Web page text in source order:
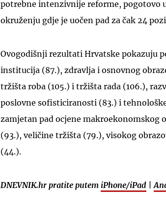
potrebne intenzivnije reforme, pogotovo
okruženju gdje je uočen pad za čak 24
Ovogodišnji rezultati Hrvatske pokazuju
institucija (87.), zdravlja i osnovnog
tržišta roba (105.) i tržišta rada (106.),
poslovne sofisticiranosti (83.) i
zamjetan pad ocjene makroekonomskog
(93.), veličine tržišta (79.), visokog
(44.).
DNEVNIK.hr pratite putem iPhone/iPad |